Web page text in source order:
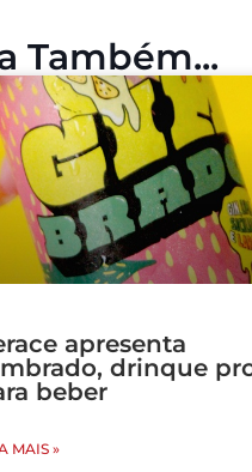
Também...
apresenta
drinque
beber
MAIS »